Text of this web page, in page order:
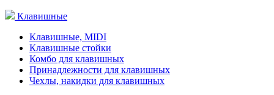
Клавишные
Клавишные, MIDI
Клавишные стойки
Комбо для клавишных
Принадлежности для клавишных
Чехлы, накидки для клавишных